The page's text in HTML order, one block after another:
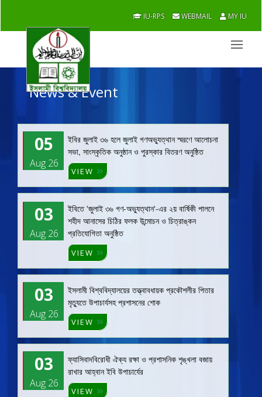
IU-RPS WEBMAIL MY IU
News & Event
05
Aug 26
ইবির জুলাই ৩৬ হলে জুলাই গণঅভ্যুত্থান স্মরণে আলোচনা
সভা, সাংস্কৃতিক অনুষ্ঠান ও পুরস্কার বিতরণ অনুষ্ঠিত
VIEW
03
Aug 26
ইবিতে 'জুলাই ৩৬ গণ-অভ্যুত্থান'-এর ২য় বার্ষিকী পালনে
শহীদ আনাসের চিঠির ফলক উন্মোচন ও চিত্রাঙ্কন
প্রতিযোগিতা অনুষ্ঠিত
VIEW
03
Aug 26
ইসলামী বিশ্ববিদ্যালয়ের তত্ত্বাবধায়ক প্রকৌশলীর পিতার
মৃত্যুতে উপাচার্যসহ প্রশাসনের শোক
VIEW
03
Aug 26
ফ্যাসিবাদবিরোধী ঐক্য রক্ষা ও প্রশাসনিক শৃঙ্খলা বজায়
রাখার আহ্বান ইবি উপাচার্যের
VIEW